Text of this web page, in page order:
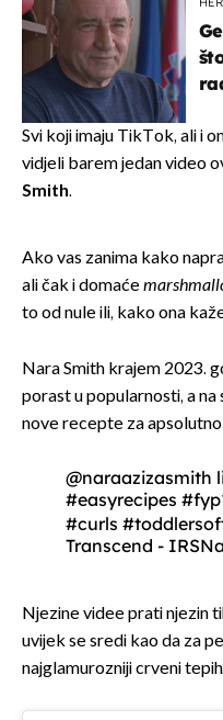
Svi koji imaju TikTok, ali i
vidjeli barem jedan video
Smith.
Ako vas zanima kako
ali čak i domaće
to od nule ili, kako ona
Nara Smith krajem 2023.
porast u popularnosti, a
nove recepte za apsolutno
@naraazizasmith
#easyrecipes #fyp
#curls
Transcend - IRSNa
Njezine videe prati njezin
uvijek se sredi kao da za
najglamurozniji crveni tepih.